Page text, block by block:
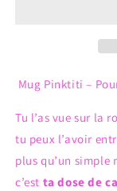
Mug Pinktiti –
Tu l’as vue sur la
tu peux l’avoir
plus qu’un simple
c’est ta dose de